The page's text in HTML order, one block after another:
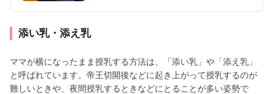
添い乳・添え乳
ママが横になったまま授乳する方法は、「添い乳」や「添え乳」
と呼ばれています。帝王切開後などに起き上がって授乳するのが
難しいときや、夜間授乳するときなどにとることが多い姿勢で